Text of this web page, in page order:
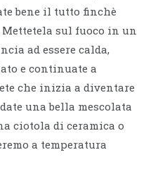
bene il tutto finchè
sul fuoco in un
ad essere calda,
e continuate a
che inizia a diventare
una bella mescolata
ciotola di ceramica o
a temperatura